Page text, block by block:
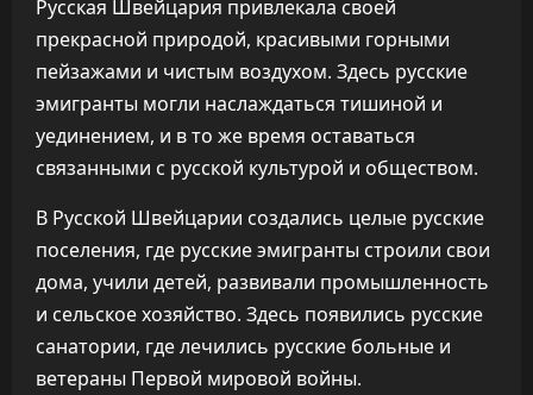
Русская Швейцария привлекала своей
прекрасной природой, красивыми горными
пейзажами и чистым воздухом. Здесь русские
эмигранты могли наслаждаться тишиной и
уединением, и в то же время оставаться
связанными с русской культурой и обществом.
В Русской Швейцарии создались целые русские
поселения, где русские эмигранты строили свои
дома, учили детей, развивали промышленность
и сельское хозяйство. Здесь появились русские
санатории, где лечились русские больные и
ветераны Первой мировой войны.